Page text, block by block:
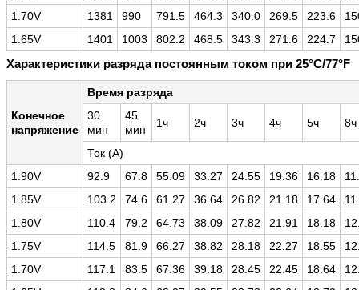
1.70V
1381 990 791.5 464.3 340.0 269.5 223.6
1.65V
1401 1003 802.2 468.5 343.3 271.6 224.7
Характеристики разряда постоянным током при 25°C/77°F
Конечное
напряжение
Время разряда
30
мин
45
мин
1ч 2ч 3ч 4ч 5ч 8ч
Ток (A)
1.90V
92.9 67.8 55.09 33.27 24.55 19.36 16.18
1.85V
103.2 74.6 61.27 36.64 26.82 21.18 17.64
1.80V
110.4 79.2 64.73 38.09 27.82 21.91 18.18
1.75V
114.5 81.9 66.27 38.82 28.18 22.27 18.55
1.70V
117.1 83.5 67.36 39.18 28.45 22.45 18.64